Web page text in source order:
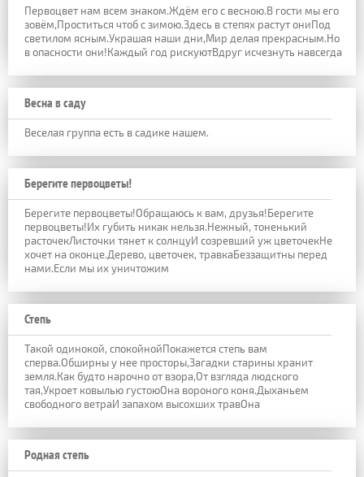
Первоцвет нам всем знаком.Ждём его с весною.В гости мы его
зовём,Проститься чтоб с зимою.Здесь в степях растут ониПод
светилом ясным.Украшая наши дни,Мир делая прекрасным.Но
в опасности они!Каждый год рискуютВдруг исчезнуть навсегда
Весна в саду
Веселая группа есть в садике нашем.
Берегите первоцветы!
Берегите первоцветы!Обращаюсь к вам, друзья!Берегите
первоцветы!Их губить никак нельзя.Нежный, тоненький
расточекЛисточки тянет к солнцуИ созревший уж цветочекНе
хочет на оконце.Дерево, цветочек, травкаБеззащитны перед
нами.Если мы их уничтожим
Степь
Такой одинокой, спокойнойПокажется степь вам
сперва.Обширны у нее просторы,Загадки старины хранит
земля.Как будто нарочно от взора,От взгляда людского
тая,Укроет ковылью густоюОна вороного коня.Дыханьем
свободного ветраИ запахом высохших травОна
Родная степь